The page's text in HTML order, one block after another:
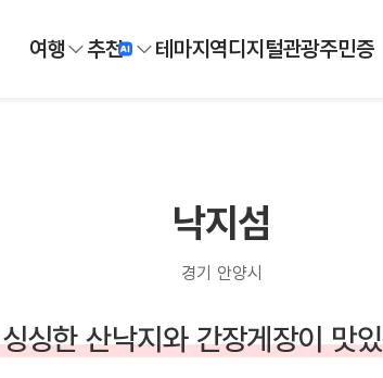
여행 추천 테마지역디지털관광주민증
낙지섬
경기 안양시
싱싱한 산낙지와 간장게장이 맛